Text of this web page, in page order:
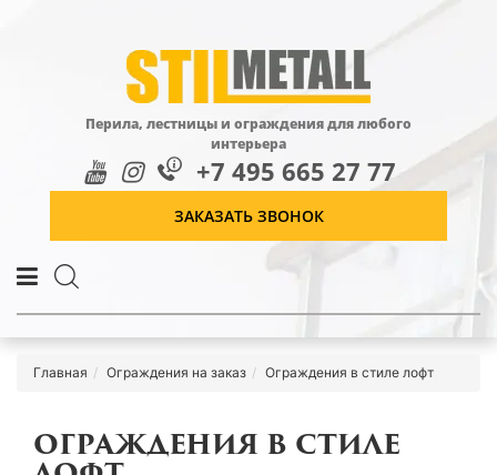
Перила, лестницы и ограждения для любого
интерьера
+7 495 665 27 77
ЗАКАЗАТЬ ЗВОНОК
Главная Ограждения на заказ Ограждения в стиле лофт
ОГРАЖДЕНИЯ В СТИЛЕ